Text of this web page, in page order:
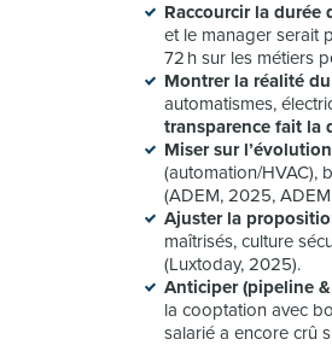
Raccourcir la durée
et le manager serait
72 h sur les métiers
Montrer la réalité
automatismes,
transparence fait la
Miser sur
(automation/HVAC),
(ADEM, 2025,
Ajuster la
maîtrisés, culture
(Luxtoday, 2025).
Anticiper (pipeline
la cooptation avec
salarié a encore crû